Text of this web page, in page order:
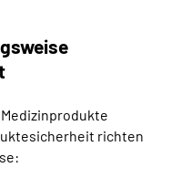
richten